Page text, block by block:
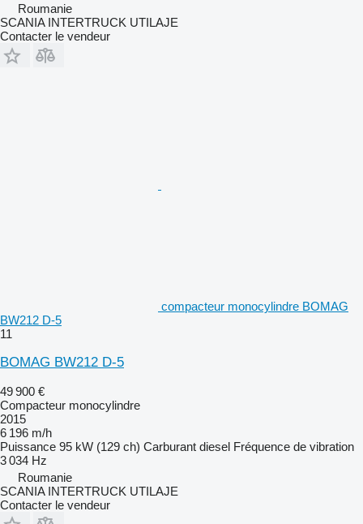
Roumanie
SCANIA INTERTRUCK UTILAJE
Contacter le vendeur
compacteur monocylindre BOMAG
BW212 D-5
11
BOMAG BW212 D-5
49 900 €
Compacteur monocylindre
2015
6 196 m/h
Puissance 95 kW (129 ch) Carburant diesel Fréquence de vibration
3 034 Hz
Roumanie
SCANIA INTERTRUCK UTILAJE
Contacter le vendeur